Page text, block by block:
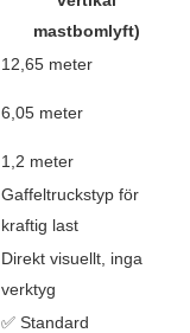
mastbomlyft)
12,65 meter
6,05 meter
1,2 meter
Gaffeltruckstyp för
kraftig last
Direkt visuellt, inga
verktyg
✅ Standard